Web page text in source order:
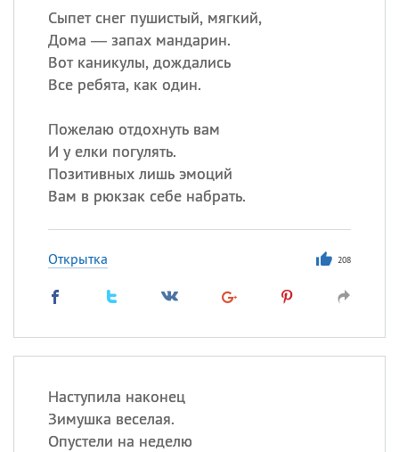
Сыпет снег пушистый, мягкий,
Дома — запах мандарин.
Вот каникулы, дождались
Все ребята, как один.
Пожелаю отдохнуть вам
И у елки погулять.
Позитивных лишь эмоций
Вам в рюкзак себе набрать.
Открытка 208
Наступила наконец
Зимушка веселая.
Опустели на неделю
рисового пудинга
09.08 День Дымняшки
(Smokey Bear Day)
Сергей